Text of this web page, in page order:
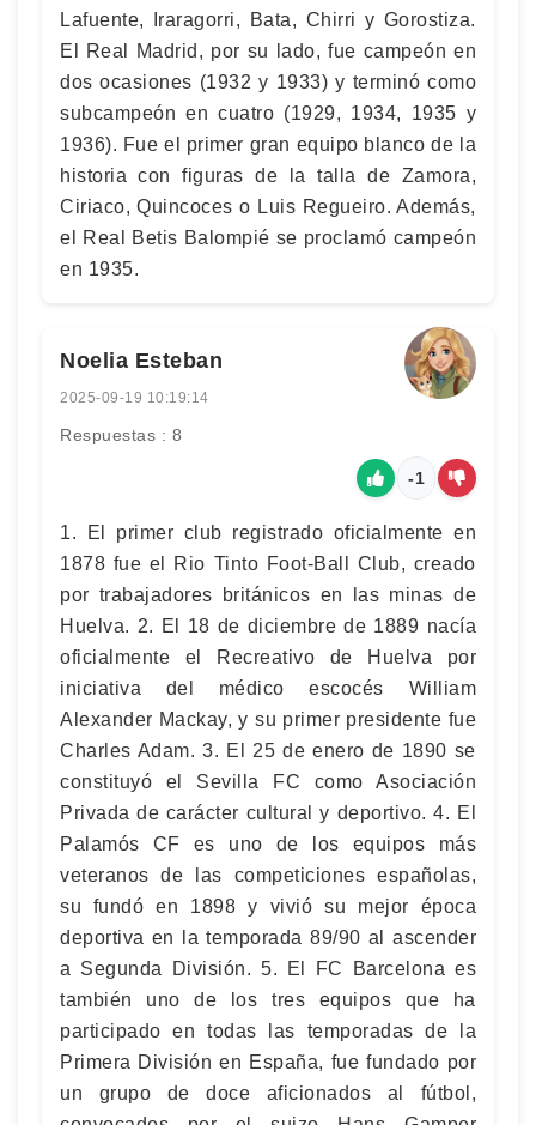
Lafuente, Iraragorri, Bata, Chirri y Gorostiza.
El Real Madrid, por su lado, fue campeón en
dos ocasiones (1932 y 1933) y terminó como
subcampeón en cuatro (1929, 1934, 1935 y
1936). Fue el primer gran equipo blanco de la
historia con figuras de la talla de Zamora,
Ciriaco, Quincoces o Luis Regueiro. Además,
el Real Betis Balompié se proclamó campeón
en 1935.
Noelia Esteban
2025-09-19 10:19:14
Respuestas : 8
-1
1. El primer club registrado oficialmente en
1878 fue el Rio Tinto Foot-Ball Club, creado
por trabajadores británicos en las minas de
Huelva. 2. El 18 de diciembre de 1889 nacía
oficialmente el Recreativo de Huelva por
iniciativa del médico escocés William
Alexander Mackay, y su primer presidente fue
Charles Adam. 3. El 25 de enero de 1890 se
constituyó el Sevilla FC como Asociación
Privada de carácter cultural y deportivo. 4. El
Palamós CF es uno de los equipos más
veteranos de las competiciones españolas,
su fundó en 1898 y vivió su mejor época
deportiva en la temporada 89/90 al ascender
a Segunda División. 5. El FC Barcelona es
también uno de los tres equipos que ha
participado en todas las temporadas de la
Primera División en España, fue fundado por
un grupo de doce aficionados al fútbol,